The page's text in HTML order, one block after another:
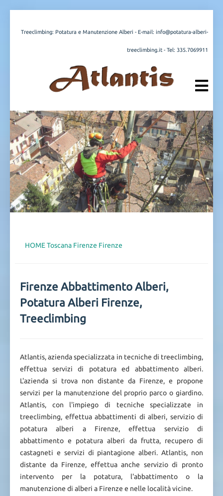
Treeclimbing: Potatura e Manutenzione Alberi - E-mail: info@potatura-alberi-
treeclimbing.it - Tel: 335.7069911
HOME Toscana Firenze Firenze
Firenze Abbattimento Alberi,
Potatura Alberi Firenze,
Treeclimbing
Atlantis, azienda specializzata in tecniche di treeclimbing,
effettua servizi di potatura ed abbattimento alberi.
L'azienda si trova non distante da Firenze, e propone
servizi per la manutenzione del proprio parco o giardino.
Atlantis, con l'impiego di tecniche specializzate in
treeclimbing, effettua abbattimenti di alberi, servizio di
potatura alberi a Firenze, effettua servizio di
abbattimento e potatura alberi da frutta, recupero di
castagneti e servizi di piantagione alberi. Atlantis, non
distante da Firenze, effettua anche servizio di pronto
intervento per la potatura, l'abbattimento o la
manutenzione di alberi a Firenze e nelle località vicine.